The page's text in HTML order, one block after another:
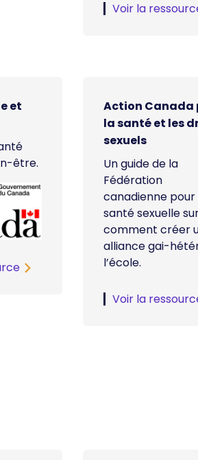
Voir la
et
être.
Action Canada
la santé et les
sexuels
Un guide de la
Fédération
canadienne pour
santé sexuelle
comment créer
alliance gai-
l’école.
Voir la